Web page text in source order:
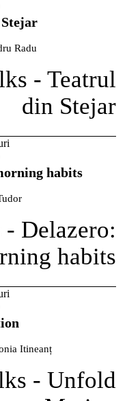
Radu
habits
Itineanț